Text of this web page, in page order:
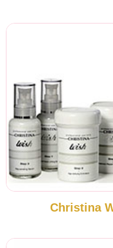
Christina